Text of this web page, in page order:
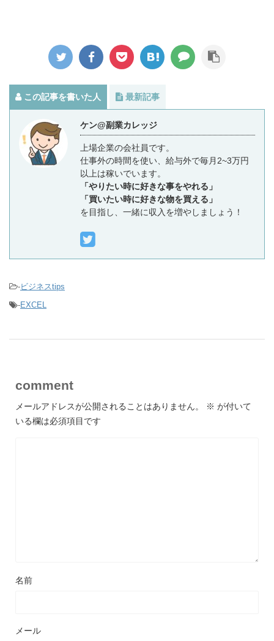
この記事を書いた人 最新記事
ケン@副業カレッジ
上場企業の会社員です。
仕事外の時間を使い、給与外で毎月2~3万円
以上は稼いでいます。
「やりたい時に好きな事をやれる」
「買いたい時に好きな物を買える」
を目指し、一緒に収入を増やしましょう！
-ビジネスtips
-EXCEL
comment
メールアドレスが公開されることはありません。 ※ が付いて
いる欄は必須項目です
名前
メール